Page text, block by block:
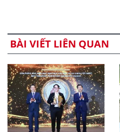
BÀI VIẾT LIÊN QUAN